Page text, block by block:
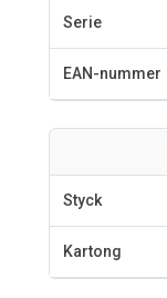
Serie
EAN-nummer
Styck
Kartong